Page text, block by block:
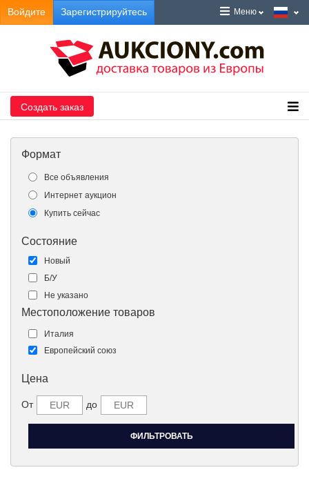
Войдите Зарегистрируйтесь Меню
Создать заказ
Формат
Все объявления
Интернет аукцион
Купить сейчас
Состояние
Новый
Б/У
Не указано
Местоположение товаров
Италия
Европейский союз
Цена
От до